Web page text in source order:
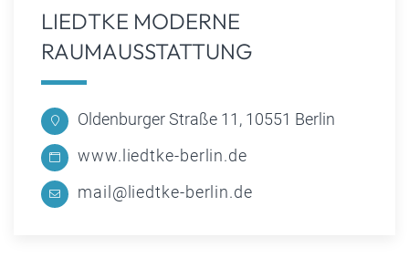
LIEDTKE MODERNE
RAUMAUSSTATTUNG
Oldenburger Straße 11, 10551 Berlin
www.liedtke-berlin.de
mail@liedtke-berlin.de